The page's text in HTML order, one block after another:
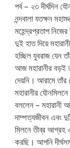
পর্ব – ২৩ দীর্ঘদিন
নন্দবালা যতক্ষন
মহেন্দ্রপ্রতাপ নিজের
দুই হাত দিয়ে
হচ্ছিল যুবরাজ যেন
আজ মহারানীর
দেয়নি। আরামে
মহারানীর
বললেন – মহারানী
দাম্পত্যজীবন এবং
মিলনে তীব্র আগ্রহ
করছি। আপনি